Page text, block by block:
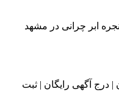
ابر چرانی در مشهد